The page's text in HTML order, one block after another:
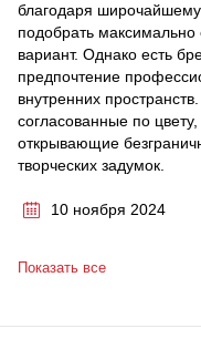
благодаря широчайшему
подобрать максимально
вариант. Однако есть
предпочтение
внутренних
согласованные по
открывающие
творческих задумок.
10 ноября 2024
Показать все